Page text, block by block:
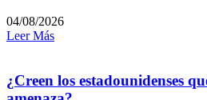
04/08/2026
Leer Más
¿Creen los estadounidenses